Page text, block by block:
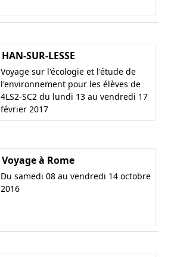
HAN-SUR-LESSE
Voyage sur l'écologie et l'étude de
l'environnement pour les élèves de
4LS2-SC2 du lundi 13 au vendredi 17
février 2017
Voyage à Rome
Du samedi 08 au vendredi 14 octobre
2016